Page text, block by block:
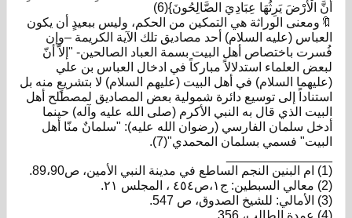
أَنَّ الْأَرْضَ يَرِثُهَا عِبَادِيَ الصَّالِحُونَ}(6)
🔖ومعنى الوراثة هي التمكين من الحكم، وليس ببعيدٍ أن يكون
العباس (عليه السلام) أحد مصاديق تلك الآية الكريمة –وإن
فُسرت باختصاص أهل البيت بسمة العباد الصالحين- "إلاّ أنّ
لبعض العلماء استدلالاً مباركاً في ادخال العباس بن علي
(عليهما السلام) في أهل البيت (عليهم السلام) لا بتشريعٍ منه بل
استناداً إلى توسيع دائرة شمولية بعض المصاديق لمصطلح أهل
البيت الذي قال به النبي الأكرم (صلى الله عليه وآله) حينما
أدخل سلمان الفارسي (رضوان الله عليه): "سلمانٌ منّا أهل
البيت" فسمي بسلمان المحمدي"(7).
(1) ام البنين النجم الساطع في مدينة النبي الأمين، ص89،90.
(2) معالي السبطين: ج١،ص٤٥٤ ، المجلس ٢١.
(3) الأمالي: للشيخ الصدوق، ص 547.
(4) عمدة الطالب، 356.